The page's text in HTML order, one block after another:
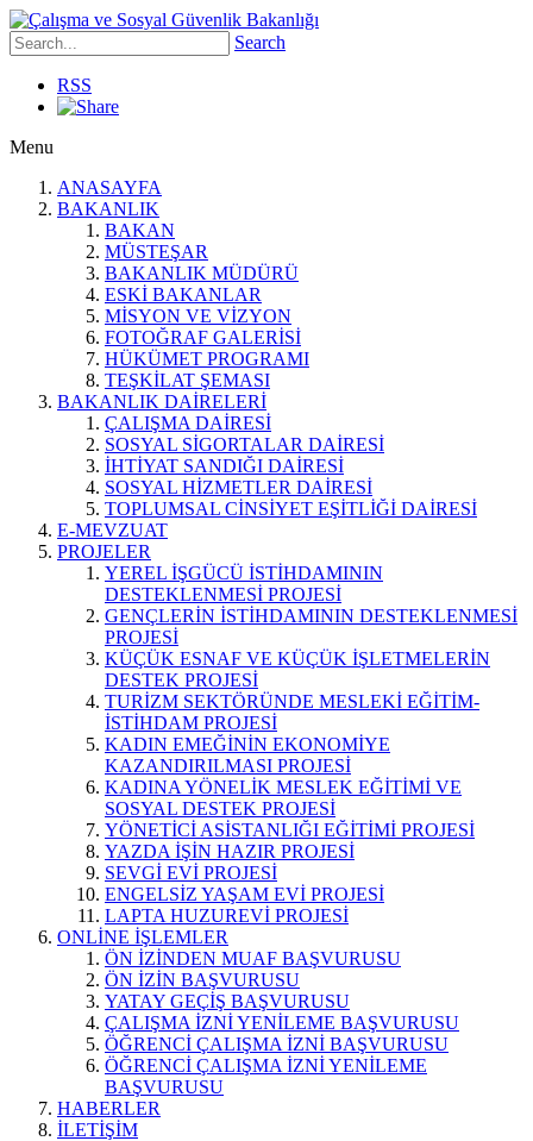
Search
RSS
Menu
ANASAYFA
BAKANLIK
BAKAN
MÜSTEŞAR
BAKANLIK MÜDÜRÜ
ESKİ BAKANLAR
MİSYON VE VİZYON
FOTOĞRAF GALERİSİ
HÜKÜMET PROGRAMI
TEŞKİLAT ŞEMASI
BAKANLIK DAİRELERİ
ÇALIŞMA DAİRESİ
SOSYAL SİGORTALAR DAİRESİ
İHTİYAT SANDIĞI DAİRESİ
SOSYAL HİZMETLER DAİRESİ
TOPLUMSAL CİNSİYET EŞİTLİĞİ DAİRESİ
E-MEVZUAT
PROJELER
YEREL İŞGÜCÜ İSTİHDAMININ
DESTEKLENMESİ PROJESİ
GENÇLERİN İSTİHDAMININ DESTEKLENMESİ
PROJESİ
KÜÇÜK ESNAF VE KÜÇÜK İŞLETMELERİN
DESTEK PROJESİ
TURİZM SEKTÖRÜNDE MESLEKİ EĞİTİM-
İSTİHDAM PROJESİ
KADIN EMEĞİNİN EKONOMİYE
KAZANDIRILMASI PROJESİ
KADINA YÖNELİK MESLEK EĞİTİMİ VE
SOSYAL DESTEK PROJESİ
YÖNETİCİ ASİSTANLIĞI EĞİTİMİ PROJESİ
YAZDA İŞİN HAZIR PROJESİ
SEVGİ EVİ PROJESİ
ENGELSİZ YAŞAM EVİ PROJESİ
LAPTA HUZUREVİ PROJESİ
ONLİNE İŞLEMLER
ÖN İZİNDEN MUAF BAŞVURUSU
ÖN İZİN BAŞVURUSU
YATAY GEÇİŞ BAŞVURUSU
ÇALIŞMA İZNİ YENİLEME BAŞVURUSU
ÖĞRENCİ ÇALIŞMA İZNİ BAŞVURUSU
ÖĞRENCİ ÇALIŞMA İZNİ YENİLEME
BAŞVURUSU
HABERLER
İLETİŞİM